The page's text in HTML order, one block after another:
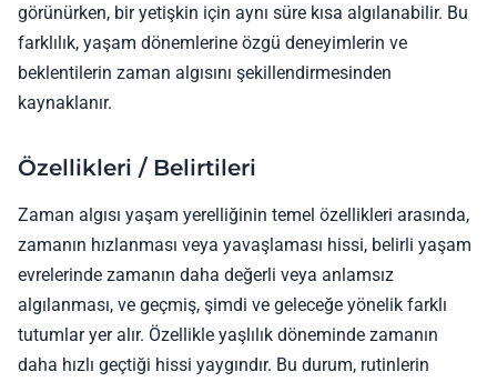
görünürken, bir yetişkin için aynı süre kısa algılanabilir. Bu
farklılık, yaşam dönemlerine özgü deneyimlerin ve
beklentilerin zaman algısını şekillendirmesinden
kaynaklanır.
Özellikleri / Belirtileri
Zaman algısı yaşam yerelliğinin temel özellikleri arasında,
zamanın hızlanması veya yavaşlaması hissi, belirli yaşam
evrelerinde zamanın daha değerli veya anlamsız
algılanması, ve geçmiş, şimdi ve geleceğe yönelik farklı
tutumlar yer alır. Özellikle yaşlılık döneminde zamanın
daha hızlı geçtiği hissi yaygındır. Bu durum, rutinlerin